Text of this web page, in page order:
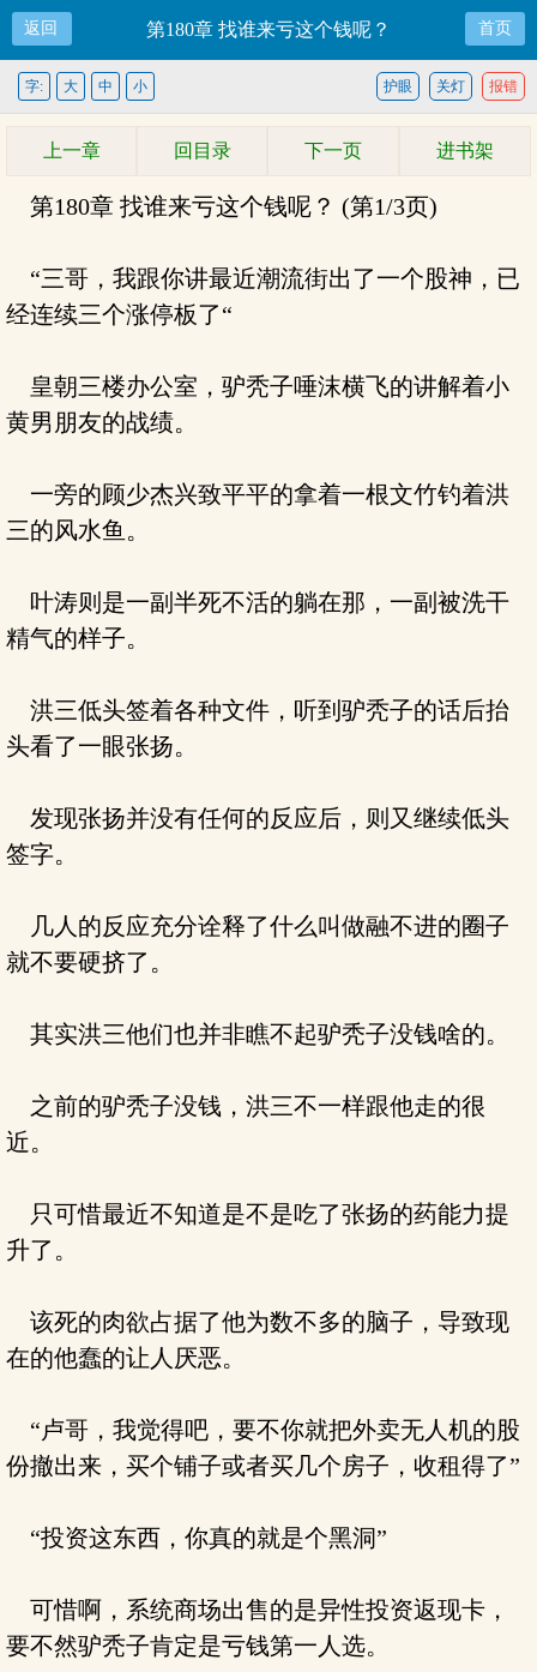
返回 第180章 找谁来亏这个钱呢？ 首页
报错
关灯
护眼
字: 大 中 小
上一章 回目录 下一页 进书架
第180章 找谁来亏这个钱呢？ (第1/3页)
“三哥，我跟你讲最近潮流街出了一个股神，已
经连续三个涨停板了“
皇朝三楼办公室，驴秃子唾沫横飞的讲解着小
黄男朋友的战绩。
一旁的顾少杰兴致平平的拿着一根文竹钓着洪
三的风水鱼。
叶涛则是一副半死不活的躺在那，一副被洗干
精气的样子。
洪三低头签着各种文件，听到驴秃子的话后抬
头看了一眼张扬。
发现张扬并没有任何的反应后，则又继续低头
签字。
几人的反应充分诠释了什么叫做融不进的圈子
就不要硬挤了。
其实洪三他们也并非瞧不起驴秃子没钱啥的。
之前的驴秃子没钱，洪三不一样跟他走的很
近。
只可惜最近不知道是不是吃了张扬的药能力提
升了。
该死的肉欲占据了他为数不多的脑子，导致现
在的他蠢的让人厌恶。
“卢哥，我觉得吧，要不你就把外卖无人机的股
份撤出来，买个铺子或者买几个房子，收租得了”
“投资这东西，你真的就是个黑洞”
可惜啊，系统商场出售的是异性投资返现卡，
要不然驴秃子肯定是亏钱第一人选。